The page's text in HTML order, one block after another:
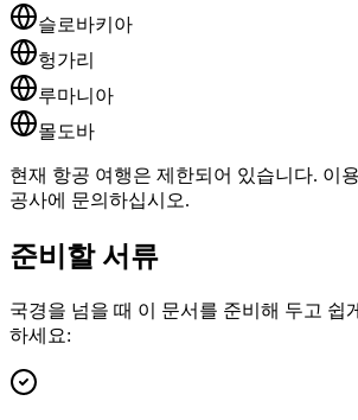
슬로바키아
헝가리
루마니아
몰도바
현재 항공 여행은 제한되어 있습니다. 이
공사에 문의하십시오.
준비할 서류
국경을 넘을 때 이 문서를 준비해 두고 쉽
하세요: